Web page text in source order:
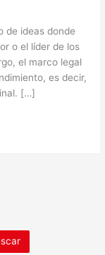
de ideas donde
o el líder de los
el marco legal
es decir,
[…]